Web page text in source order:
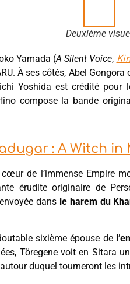
Deuxième
Yamada (A Silent Voice,
À ses côtés, Abel
Yoshida est crédité
compose la bande
: A Witch in
de l’immense Empire
érudite originaire de
dans le harem du
sixième épouse de
Töregene voit en Sitara
duquel tourneront les